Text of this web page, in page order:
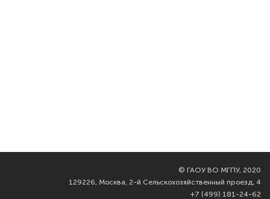
© ГАОУ ВО МГПУ, 2020
129226, Москва, 2-й Сельскохозяйственный проезд, 4
+7 (499) 181-24-62